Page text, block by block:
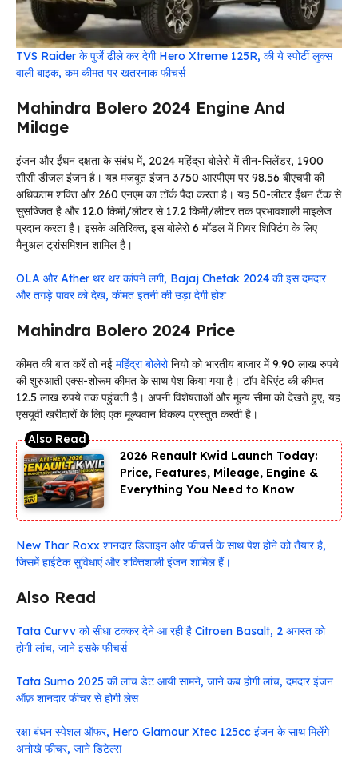
TVS Raider के पुर्जे ढीले कर देगी Hero Xtreme 125R, की ये स्पोर्टी लुक्स
वाली बाइक, कम कीमत पर खतरनाक फीचर्स
Mahindra Bolero 2024 Engine And
Milage
इंजन और ईंधन दक्षता के संबंध में, 2024 महिंद्रा बोलेरो में तीन-सिलेंडर, 1900
सीसी डीजल इंजन है। यह मजबूत इंजन 3750 आरपीएम पर 98.56 बीएचपी की
अधिकतम शक्ति और 260 एनएम का टॉर्क पैदा करता है। यह 50-लीटर ईंधन टैंक से
सुसज्जित है और 12.0 किमी/लीटर से 17.2 किमी/लीटर तक प्रभावशाली माइलेज
प्रदान करता है। इसके अतिरिक्त, इस बोलेरो 6 मॉडल में गियर शिफ्टिंग के लिए
मैनुअल ट्रांसमिशन शामिल है।
OLA और Ather थर थर कांपने लगी, Bajaj Chetak 2024 की इस दमदार
और तगड़े पावर को देख, कीमत इतनी की उड़ा देगी होश
Mahindra Bolero 2024 Price
कीमत की बात करें तो नई महिंद्रा बोलेरोनियो को भारतीय बाजार में 9.90 लाख रुपये
की शुरुआती एक्स-शोरूम कीमत के साथ पेश किया गया है। टॉप वेरिएंट की कीमत
12.5 लाख रुपये तक पहुंचती है। अपनी विशेषताओं और मूल्य सीमा को देखते हुए, यह
एसयूवी खरीदारों के लिए एक मूल्यवान विकल्प प्रस्तुत करती है।
2026 Renault Kwid Launch Today:
Price, Features, Mileage, Engine &
Everything You Need to Know
New Thar Roxx शानदार डिजाइन और फीचर्स के साथ पेश होने को तैयार है,
जिसमें हाईटेक सुविधाएं और शक्तिशाली इंजन शामिल हैं।
Also Read
Tata Curvv को सीधा टक्कर देने आ रही है Citroen Basalt, 2 अगस्त को
होगी लांच, जाने इसके फीचर्स
Tata Sumo 2025 की लांच डेट आयी सामने, जाने कब होगी लांच, दमदार इंजन
ऑफ़ शानदार फीचर से होगी लेस
रक्षा बंधन स्पेशल ऑफर, Hero Glamour Xtec 125cc इंजन के साथ मिलेंगे
अनोखे फीचर, जाने डिटेल्स